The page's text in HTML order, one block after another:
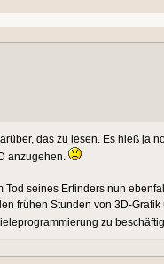
das zu lesen. Es hieß ja
anzugehen.
seines Erfinders nun
frühen Stunden von 3D-
zu